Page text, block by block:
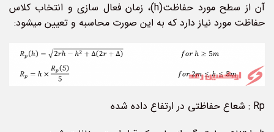
آن از سطح مورد حفاظت(h)، زمان فعال سازی و انتخاب کلاس
حفاظت مورد نیاز دارد که به این صورت محاسبه و تعیین می­شود:
Rp : شعاع حفاظتی در ارتفاع داده شده